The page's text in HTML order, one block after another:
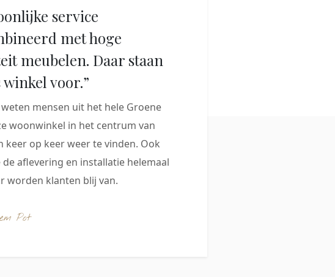
service
met hoge
meubelen. Daar staan
winkel voor.”
mensen uit het hele Groene
woonwinkel in het centrum van
keer op keer weer te vinden. Ook
de aflevering en installatie helemaal
worden klanten blij van.
Pot